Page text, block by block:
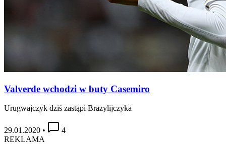
Valverde wchodzi w buty Casemiro
Urugwajczyk dziś zastąpi Brazylijczyka
29.01.2020 •
4
REKLAMA